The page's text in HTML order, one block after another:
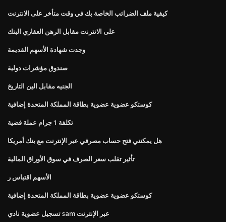
كيفية ملف الضرائب الخاصة بك في وقت متأخر على الانترنت
على الانترنت مقابل الرهن العقاري البنك
وجدت شهادة الأسهم القديمة
صندوق مؤشرات دولية
الجنيه مقابل الين التاريخ
كوستكو عضوية عضوية بطاقة المملكة المتحدة إضافية
تكلفة 1 جرام عملة فضية
هل يمكنني فتح حساب مصرفي عبر الإنترنت مع بنك أمريكا
تأثير تقلب سعر الصرف في سوق الأوراق المالية
الأسهم اقتباس ر
كوستكو عضوية عضوية بطاقة المملكة المتحدة إضافية
تسجيل عضوية نادي sam عبر الإنترنت